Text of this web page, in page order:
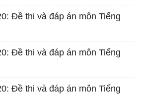
Đề thi và đáp án môn Tiếng
Đề thi và đáp án môn Tiếng
Đề thi và đáp án môn Tiếng